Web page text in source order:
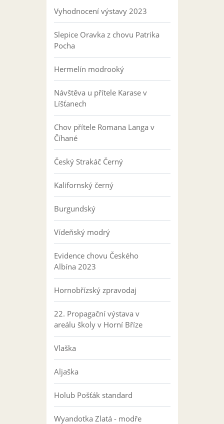
Vyhodnocení výstavy 2023
Slepice Oravka z chovu Patrika
Pocha
Hermelín modrooký
Návštěva u přítele Karase v
Líšťanech
Chov přítele Romana Langa v
Číhané
Český Strakáč Černý
Kalifornský černý
Burgundský
Vídeňský modrý
Evidence chovu Českého
Albína 2023
Hornobřízský zpravodaj
22. Propagační výstava v
areálu školy v Horní Bříze
Vlaška
Aljaška
Holub Pošťák standard
Wyandotka Zlatá - modře